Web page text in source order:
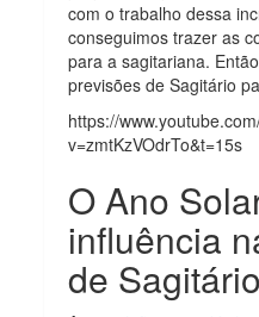
com o trabalho dessa
conseguimos trazer as
para a sagitariana.
previsões de Sagitário
https://
v=zmtKzVOdrTo&t=15s
O Ano
influência
de